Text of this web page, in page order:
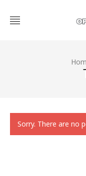
Sorry. There are no